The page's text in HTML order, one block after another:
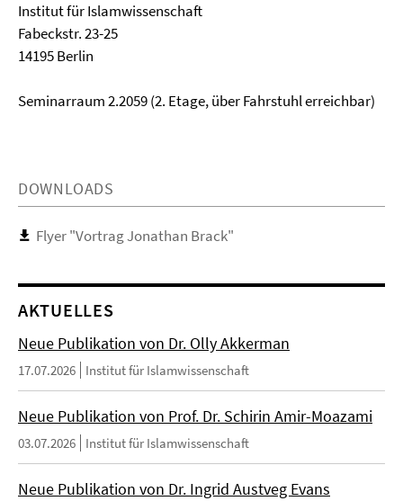
Institut für Islamwissenschaft
Fabeckstr. 23-25
14195 Berlin
Seminarraum 2.2059 (2. Etage, über Fahrstuhl erreichbar)
DOWNLOADS
Flyer "Vortrag Jonathan Brack"
AKTUELLES
Neue Publikation von Dr. Olly Akkerman
17.07.2026 Institut für Islamwissenschaft
Neue Publikation von Prof. Dr. Schirin Amir-Moazami
03.07.2026 Institut für Islamwissenschaft
Neue Publikation von Dr. Ingrid Austveg Evans